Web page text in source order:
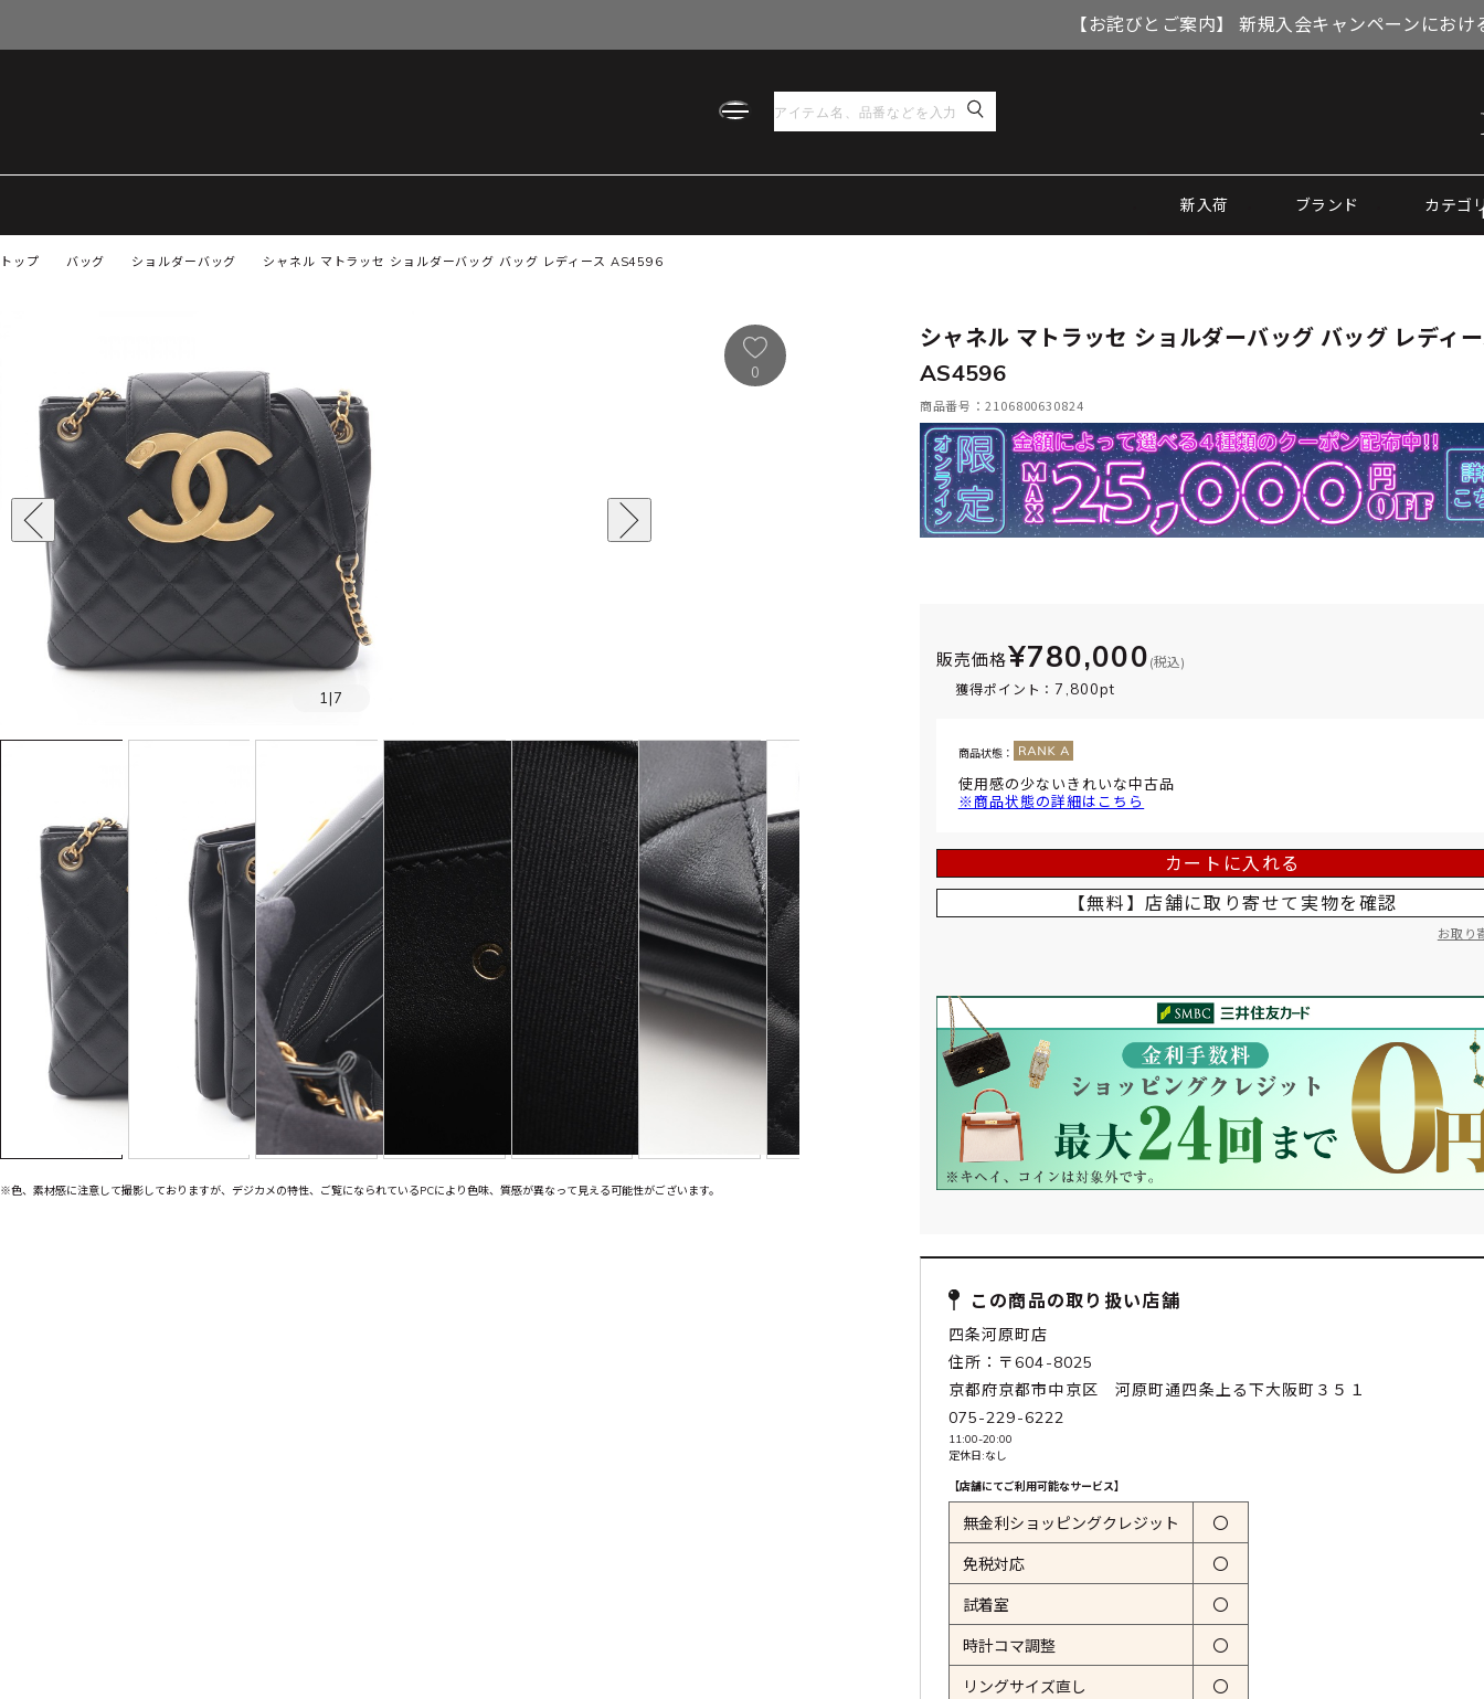
【お詫びとご案内】 新規入会キャンペーンにお
新入荷 ブランド カテゴ
トップ シャネル マトラッセ ショルダーバッグ バッグ レディース AS4596
バッグ ショルダーバッグ
1 |7
0
※色、素材感に注意して撮影しておりますが、デジカメの特性、ご覧になられているPCにより色味、質感が異なって見える可能性がございます。
シャネル マトラッセ ショルダーバッグ バッグ レディ
AS4596
商品番号：2106800630824
販売価格¥780,000 (税込)
獲得ポイント： 7,800pt
商品状態：
使用感の少ないきれいな中古品
※商品状態の詳細はこちら
カートに入れる
【無料】店舗に取り寄せて 実物を確認
お取り
この商品の取り扱い店舗
四条河原町店
住所：〒604-8025
京都府京都市中京区 河原町通四条上る下大阪町３５１
075-229-6222
11:00-20:00
定休日:なし
【店舗にてご利用可能なサービス】
無金利ショッピングクレジット 〇
免税対応 〇
試着室 〇
時計コマ調整 〇
リングサイズ直し 〇